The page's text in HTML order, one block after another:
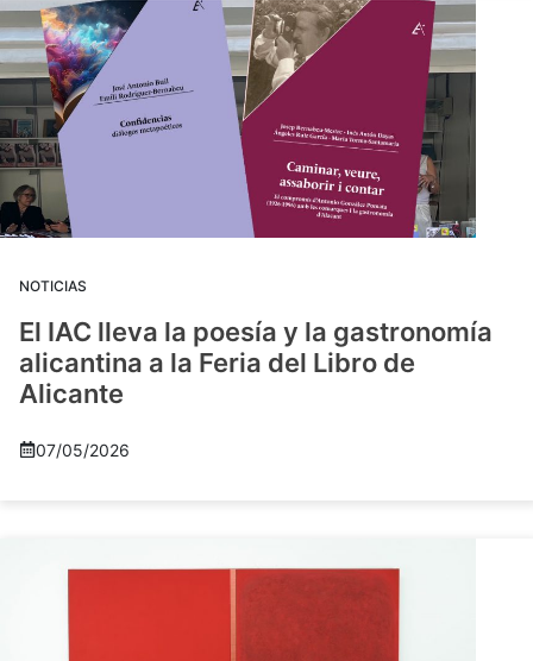
NOTICIAS
El IAC lleva la poesía y la gastronomía
alicantina a la Feria del Libro de
Alicante
07/05/2026